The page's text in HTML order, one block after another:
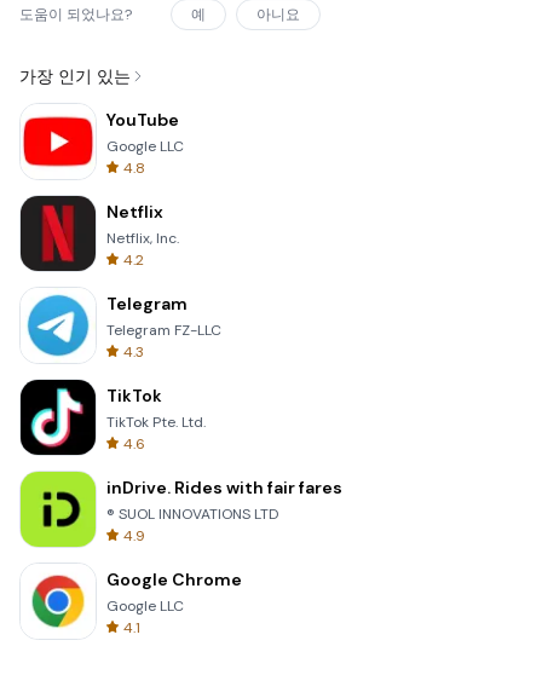
도움이 되었나요? 예 아니요
가장 인기 있는
YouTube
Google LLC
4.8
Netflix
Netflix, Inc.
4.2
Telegram
Telegram FZ-LLC
4.3
TikTok
TikTok Pte. Ltd.
4.6
inDrive. Rides with fair fares
® SUOL INNOVATIONS LTD
4.9
Google Chrome
Google LLC
4.1